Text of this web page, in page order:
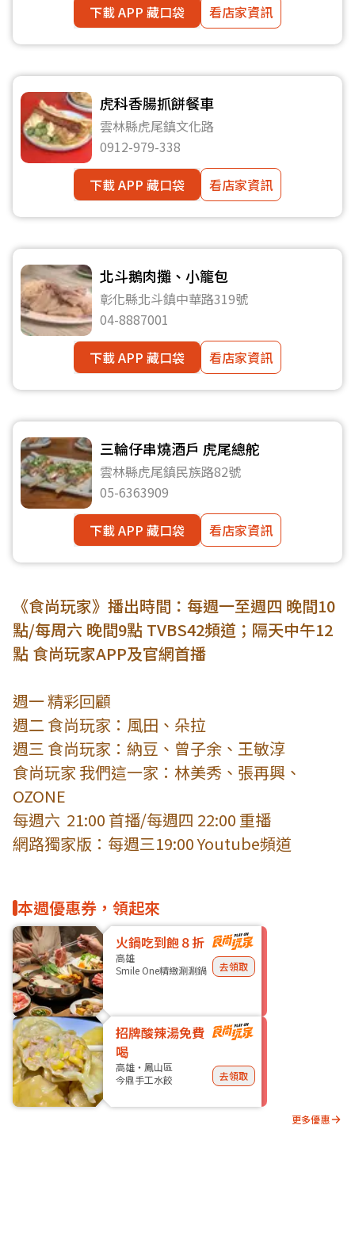
下載 APP 藏口袋 看店家資訊
虎科香腸抓餅餐車
雲林縣虎尾鎮文化路
0912-979-338
下載 APP 藏口袋
看店家資訊
北斗鵝肉攤、小籠包
彰化縣北斗鎮中華路319號
04-8887001
下載 APP 藏口袋
看店家資訊
三輪仔串燒酒戶 虎尾總舵
雲林縣虎尾鎮民族路82號
05-6363909
下載 APP 藏口袋
看店家資訊
《食尚玩家》播出時間：每週一至週四 晚間10
點/每周六 晚間9點 TVBS42頻道；隔天中午12
點 食尚玩家APP及官網首播
週一 精彩回顧
週二 食尚玩家：風田、朵拉
週三 食尚玩家：納豆、曾子余、王敏淳
食尚玩家 我們這一家：林美秀、張再興、
OZONE
每週六 21:00 首播/每週四 22:00 重播
網路獨家版：每週三19:00 Youtube頻道
本週優惠券，領起來
火鍋吃到飽８折
高雄
Smile One精緻涮涮鍋
去領取
招牌酸辣湯免費
喝
高雄・鳳山區
今鼎手工水餃
去領取
更多優惠